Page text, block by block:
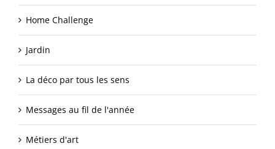
Home Challenge
Jardin
La déco par tous les sens
Messages au fil de l'année
Métiers d'art